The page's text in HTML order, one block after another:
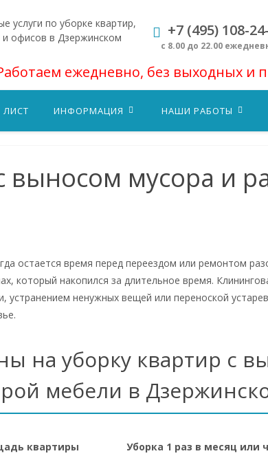
услуги по уборке квартир,
офисов в Дзержинском
+7 (495) 108-
с 8.00 до 22.00
ежедневно, без выходных и
ЛИСТ ИНФОРМАЦИЯ НАШИ РАБОТЫ
выносом мусора и
остается время перед переездом или ремонтом
который накопился за длительное время.
устранением ненужных вещей или переноской
на уборку квартир с
мебели в
квартиры Уборка 1 раз в месяц или